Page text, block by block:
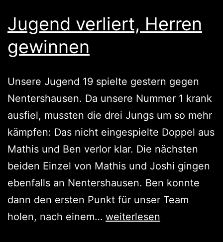
Jugend verliert, Herren
gewinnen
Unsere Jugend 19 spielte gestern gegen
Nentershausen. Da unsere Nummer 1 krank
ausfiel, mussten die drei Jungs um so mehr
kämpfen: Das nicht eingespielte Doppel aus
Mathis und Ben verlor klar. Die nächsten
beiden Einzel von Mathis und Joshi gingen
ebenfalls an Nentershausen. Ben konnte
dann den ersten Punkt für unser Team
holen, nach einem… Jugend
weiterlesen